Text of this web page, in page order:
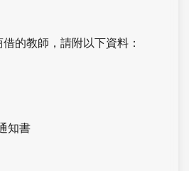
的教師，請附以下資料：
知書